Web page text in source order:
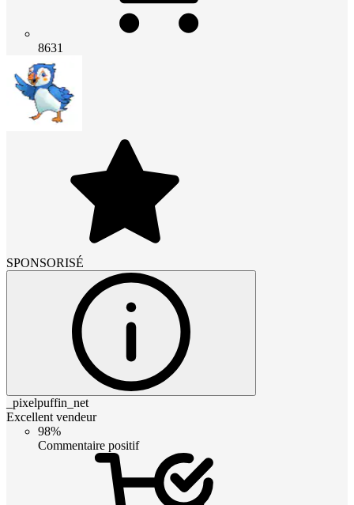
8631
SPONSORISÉ
_pixelpuffin_net
Excellent vendeur
98%
Commentaire positif